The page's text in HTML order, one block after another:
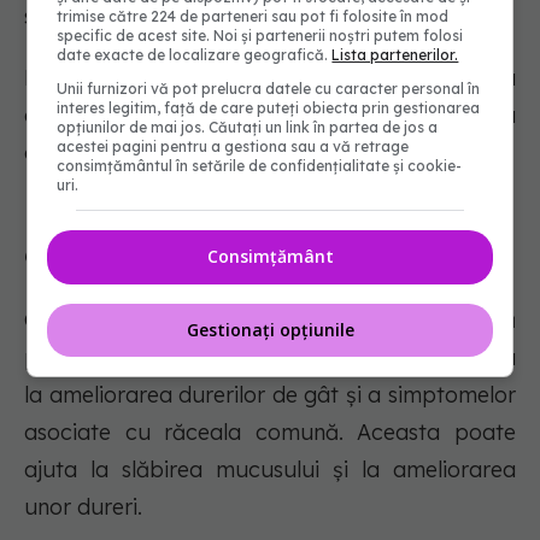
suplimentare.
Rădăcina de nalbă este disponibilă pentru
achiziționare în magazinele de sănătate sau
online.
6. Gargară cu apă sărată
Oamenii au folosit gargară cu apă sărată
pentru o lungă perioadă de timp pentru a ajuta
la ameliorarea durerilor de gât și a simptomelor
asociate cu răceala comună. Aceasta poate
ajuta la slăbirea mucusului și la ameliorarea
unor dureri.
trimise către 224 de parteneri sau pot fi folosite în mod
specific de acest site. Noi și partenerii noștri putem folosi
date exacte de localizare geografică.Lista partenerilor.
Unii furnizori vă pot prelucra datele cu caracter personal în
interes legitim, față de care puteți obiecta prin gestionarea
opțiunilor de mai jos. Căutați un link în partea de jos a
acestei pagini pentru a gestiona sau a vă retrage
consimțământul în setările de confidențialitate și cookie-
uri.
Consimțământ
Gestionați opțiunile